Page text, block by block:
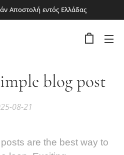
Αποστολή εντός Ελλάδας
blog post
08-21
are the best way to